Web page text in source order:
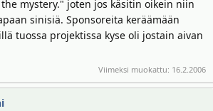
mystery." joten jos käsitin oikein niin
sinisiä. Sponsoreita keräämään
tuossa projektissa kyse oli jostain aivan
Viimeksi muokattu: 16.2.2006